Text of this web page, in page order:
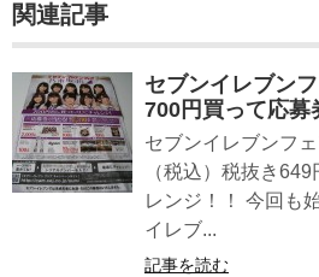
関連記事
セブンイレブン
700円買って応募
セブンイレブンフ
（税込）税抜き
レンジ！！ 今回も
イレブ...
記事を読む